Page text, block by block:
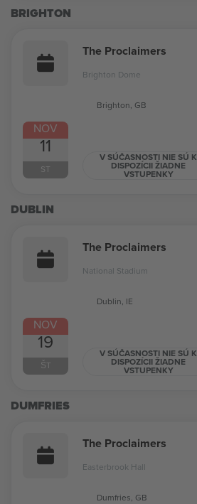
BRIGHTON
NOV
11
ST
The Proclaimers
Brighton Dome
Brighton, GB
V SÚČASNOSTI NIE SÚ K
DISPOZÍCII ŽIADNE
VSTUPENKY
DUBLIN
NOV
19
ŠT
The Proclaimers
National Stadium
Dublin, IE
V SÚČASNOSTI NIE SÚ K
DISPOZÍCII ŽIADNE
VSTUPENKY
DUMFRIES
The Proclaimers
Easterbrook Hall
Dumfries, GB